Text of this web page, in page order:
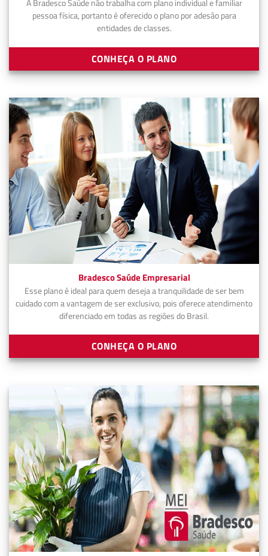
A Bradesco Saúde não trabalha com plano individual e familiar
pessoa física, portanto é oferecido o plano por adesão para
entidades de classes.
CONHEÇA O PLANO
Bradesco Saúde Empresarial
Esse plano é ideal para quem deseja a tranquilidade de ser bem
cuidado com a vantagem de ser exclusivo, pois oferece atendimento
diferenciado em todas as regiões do Brasil.
CONHEÇA O PLANO